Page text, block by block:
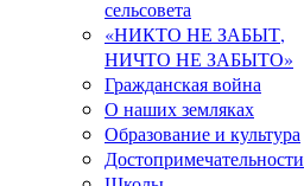
сельсовета
«НИКТО НЕ ЗАБЫТ,
НИЧТО НЕ ЗАБЫТО»
Гражданская война
О наших земляках
Образование и культура
Достопримечательности